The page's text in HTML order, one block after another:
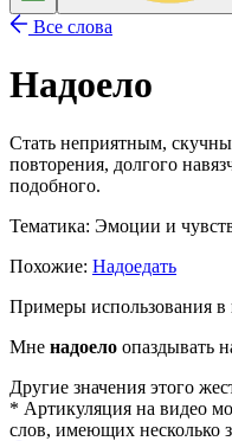
Все слова
Надоело
Стать неприятным,
повторения, долгого
подобного.
Тематика: Эмоции и
Похожие: Надоедать
Примеры использования в
Мне надоело опаздывать
Другие значения этого
* Артикуляция на видео
слов, имеющих несколько